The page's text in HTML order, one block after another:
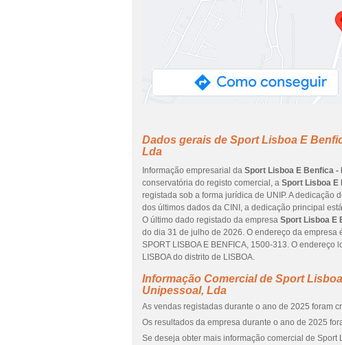
Dados gerais de Sport Lisboa E
Lda
Informação empresarial da Sport Lisboa E Benfica -
conservatória do registo comercial, a Sport Lisboa E
registada sob a forma jurídica de UNIP. A dedicação
dos últimos dados da CINI, a dedicação principal
O último dado registado da empresa Sport Lisboa E
do dia 31 de julho de 2026. O endereço da empresa
SPORT LISBOA E BENFICA, 1500-313. O endereço
LISBOA do distrito de LISBOA.
Informação Comercial de Sport
Unipessoal, Lda
As vendas registadas durante o ano de 2025 foram
Os resultados da empresa durante o ano de 2025
Se deseja obter mais informação comercial de